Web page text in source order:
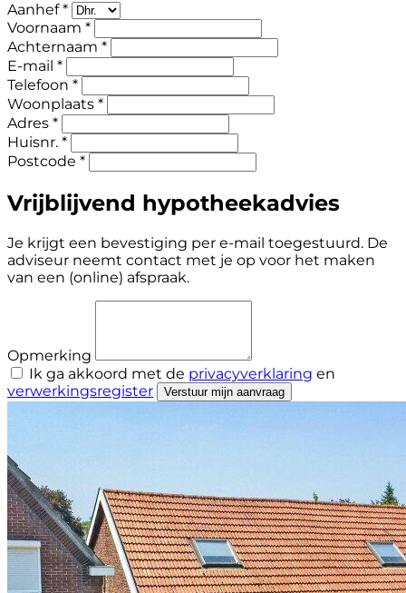
Aanhef *
Voornaam *
Achternaam *
E-mail *
Telefoon *
Woonplaats *
Adres *
Huisnr. *
Postcode *
Vrijblijvend hypotheekadvies
Je krijgt een bevestiging per e-mail toegestuurd. De
adviseur neemt contact met je op voor het maken
van een (online) afspraak.
Opmerking
Ik ga akkoord met de privacyverklaring en
verwerkingsregister
Verstuur mijn aanvraag